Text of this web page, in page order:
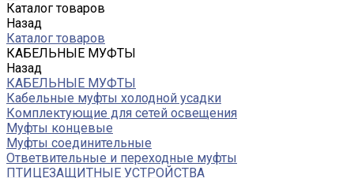
Каталог товаров
Назад
Каталог товаров
КАБЕЛЬНЫЕ МУФТЫ
Назад
КАБЕЛЬНЫЕ МУФТЫ
Кабельные муфты холодной усадки
Комплектующие для сетей освещения
Муфты концевые
Муфты соединительные
Ответвительные и переходные муфты
ПТИЦЕЗАЩИТНЫЕ УСТРОЙСТВА